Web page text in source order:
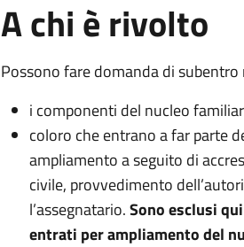
A chi è rivolto
Possono fare domanda di subentro
i componenti del nucleo
coloro che entrano a far parte
ampliamento a seguito di
civile, provvedimento
l’assegnatario.Sono esclusi
entrati per ampliamento del